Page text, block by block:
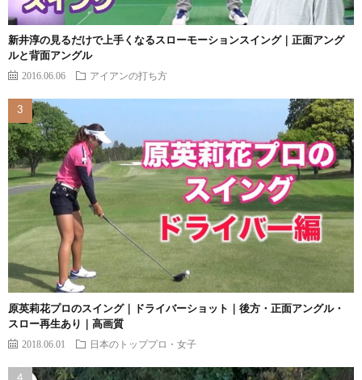
新井淳の見るだけで上手くなるスローモーションスイング｜正面アング
ルと背面アングル
2016.06.06 アイアンの打ち方
原英莉花プロのスイング｜ドライバーショット｜後方・正面アングル・
スロー再生あり｜高画質
2018.06.01 日本のトッププロ・女子